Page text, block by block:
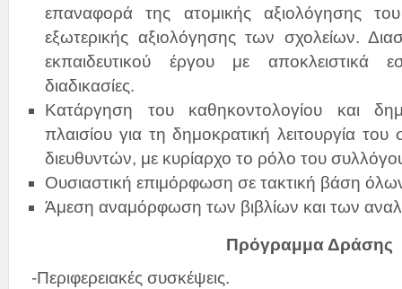
επαναφορά της ατομικής αξιολόγησης του
εξωτερικής αξιολόγησης των σχολείων.
εκπαιδευτικού έργου με αποκλειστικά
διαδικασίες.
Κατάργηση του καθηκοντολογίου και
πλαισίου για τη δημοκρατική λειτουργία του
διευθυντών, με κυρίαρχο το ρόλο του
Ουσιαστική επιμόρφωση σε τακτική βάση
Άμεση αναμόρφωση των βιβλίων και των
Πρόγραμμα Δράσης
-Περιφερειακές συσκέψεις.